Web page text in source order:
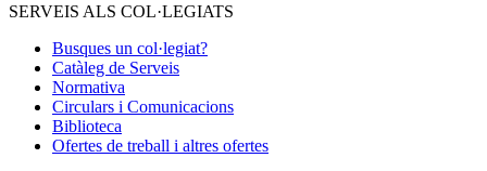
SERVEIS ALS COL·LEGIATS
Busques un col·legiat?
Catàleg de Serveis
Normativa
Circulars i Comunicacions
Biblioteca
Ofertes de treball i altres ofertes